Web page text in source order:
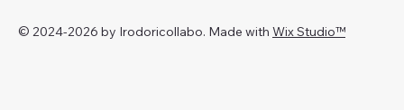
© 2024-2026 by Irodoricollabo. Made with Wix Studio™